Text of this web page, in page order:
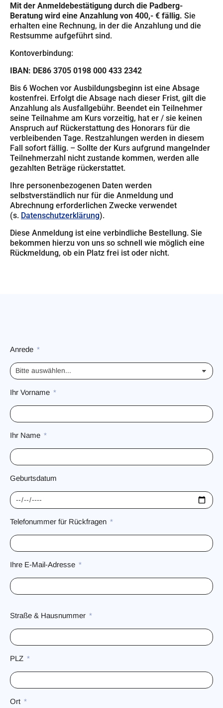
Mit der Anmeldebestätigung durch die Padberg-
Beratung wird eine Anzahlung von 400,- € fällig. Sie
erhalten eine Rechnung, in der die Anzahlung und die
Restsumme aufgeführt sind.
Kontoverbindung:
IBAN: DE86 3705 0198 000 433 2342
Bis 6 Wochen vor Ausbildungsbeginn ist eine Absage
kostenfrei. Erfolgt die Absage nach dieser Frist, gilt die
Anzahlung als Ausfallgebühr. Beendet ein Teilnehmer
seine Teilnahme am Kurs vorzeitig, hat er / sie keinen
Anspruch auf Rückerstattung des Honorars für die
verbleibenden Tage. Restzahlungen werden in diesem
Fall sofort fällig. – Sollte der Kurs aufgrund mangelnder
Teilnehmerzahl nicht zustande kommen, werden alle
gezahlten Beträge rückerstattet.
Ihre personenbezogenen Daten werden
selbstverständlich nur für die Anmeldung und
Abrechnung erforderlichen Zwecke verwendet
(s. Datenschutzerklärung).
Diese Anmeldung ist eine verbindliche Bestellung. Sie
bekommen hierzu von uns so schnell wie möglich eine
Rückmeldung, ob ein Platz frei ist oder nicht.
Anrede
Ihr Vorname
Ihr Name
Geburtsdatum
Telefonummer für Rückfragen
Ihre E-Mail-Adresse
Straße & Hausnummer
PLZ
Ort